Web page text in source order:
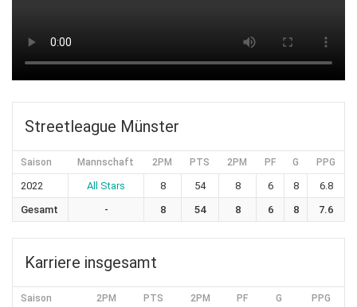
Streetleague Münster
Saison Mannschaft 2PM PTS 2PM PF G PPG
2022 All Stars 8 54 8 6 8
6.8
Gesamt
- 8 54 8 6 8 7.6
Karriere insgesamt
Saison 2PM PTS 2PM PF G PPG